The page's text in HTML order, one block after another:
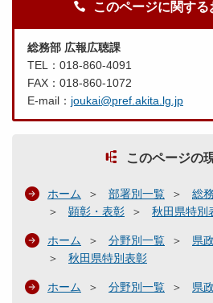
このページに関す
総務部 広報広聴課
TEL：018-860-4091
FAX：018-860-1072
E-mail： joukai@pref.akita.lg.jp
このページの
ホーム 部署別一覧 総
顕彰・表彰
秋田県特別
ホーム 分野別一覧 県
秋田県特別表彰
ホーム 分野別一覧 県